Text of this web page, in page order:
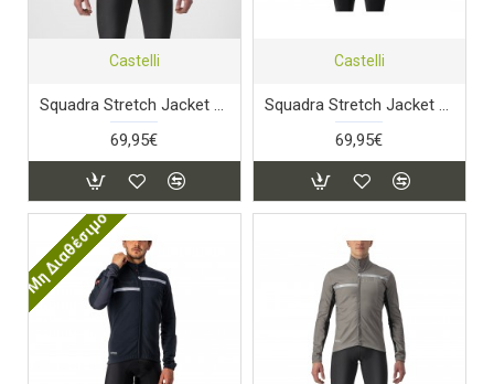
Castelli
Squadra Stretch Jacket Electric Lime/Dark Grey
69,95€
Castelli
Squadra Stretch Jacket Yellow Fluo / Dark Gray
69,95€
Μη Διαθέσιμο